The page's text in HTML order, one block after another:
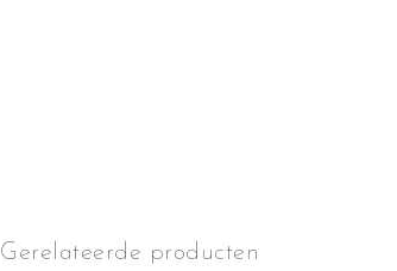
Gerelateerde producten